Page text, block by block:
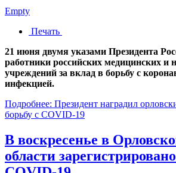
Empty
Печать
21 июня двумя указами Президента
работники российских медицинских и
учреждений за вклад в борьбу с
инфекцией.
Подробнее: Президент наградил
борьбу с COVID-19
В воскресенье в
области